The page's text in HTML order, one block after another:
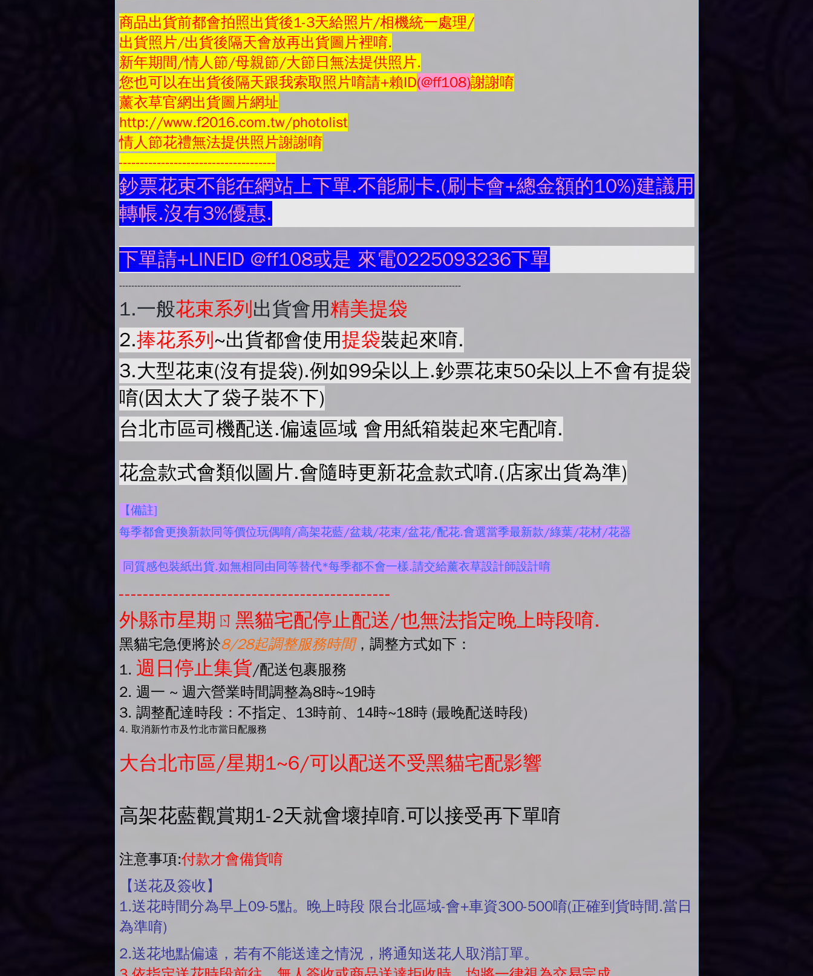
商品出貨前都會拍照出貨後1-3天給照片/相機統一處理/
出貨照片/出貨後隔天會放再出貨圖片裡唷.
新年期間/情人節/母親節/大節日無法提供照片.
您也可以在出貨後隔天跟我索取照片唷請+賴ID(@ff108)謝謝唷
薰衣草官網出貨圖片網址
http://www.f2016.com.tw/photolist
情人節花禮無法提供照片謝謝唷
-------------------------------------
鈔票花束不能在網站上下單.不能刷卡.(刷卡會+總金額的10%)建議用
轉帳.沒有3%優惠.
下單請+LINEID @ff108或是 來電0225093236下單
-----------------------------------------------------------------------------------------------------------------
1.一般花束系列出貨會用精美提袋
2.捧花系列~出貨都會使用提袋裝起來唷.
3.大型花束(沒有提袋).例如99朵以上.鈔票花束50朵以上不會有提袋
唷(因太大了袋子裝不下)
台北市區司機配送.偏遠區域 會用紙箱裝起來宅配唷.
花盒款式會類似圖片.會隨時更新花盒款式唷.(店家出貨為準)
【備註]
每季都會更換新款同等價位玩偶唷/高架花藍/盆栽/花束/盆花/配花.會選當季最新款/綠葉/花材/花器
同質感包裝紙出貨.如無相同由同等替代*每季都不會一樣.請交給薰衣草設計師設計唷
---------------------------------------------
外縣市星期ㄖ黑貓宅配停止配送/也無法指定晚上時段唷.
黑貓宅急便將於8/28起調整服務時間，調整方式如下：
1. 週日停止集貨/配送包裹服務
2. 週一 ~ 週六營業時間調整為8時~19時
3. 調整配達時段：不指定、13時前、14時~18時 (最晚配送時段)
4. 取消新竹市及竹北市當日配服務
大台北市區/星期1~6/可以配送不受黑貓宅配影響
高架花藍觀賞期1-2天就會壞掉唷.可以接受再下單唷
注意事項:付款才會備貨唷
【送花及簽收】
1.送花時間分為早上09-5點。晚上時段 限台北區域-會+車資300-500唷(正確到貨時間.當日
為準唷)
2.送花地點偏遠，若有不能送達之情況，將通知送花人取消訂單。